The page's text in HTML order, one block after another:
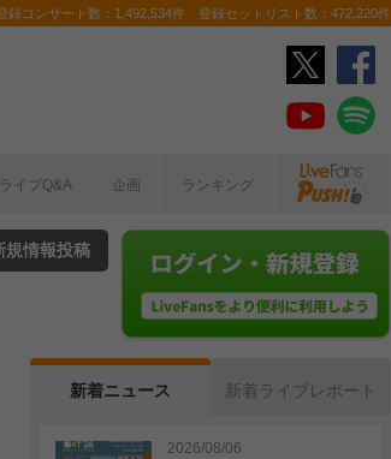
コンサート数：1,492,534件 登録セットリスト数：472,220件
ライブQ&A 企画 ランキング
規情報投稿
新着ニュース 新着ライブレポート
2026/08/06